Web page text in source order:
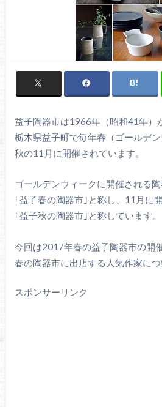
益子陶器市は1966年（昭和41年）
栃木県益子町で毎年春（ゴールデ
秋の11月に開催されています。
ゴールデンウィークに開催される
｢益子春の陶器市｣と称し、11月に
｢益子秋の陶器市｣と称しています。
今回は2017年春の益子陶器市の開
春の陶器市に出店する人気作家につ
スポンサーリンク